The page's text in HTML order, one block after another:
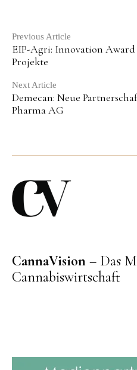
Continue
Reading
Previous Article
EIP-Agri: Innovation Award
Projekte
Next Article
Demecan: Neue
Pharma AG
CannaVision – Das
Cannabiswirtschaft